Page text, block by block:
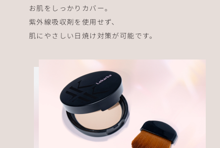
お肌をしっかりカバー。
紫外線吸収剤を使用せず、
肌にやさしい日焼け対策が可能です。